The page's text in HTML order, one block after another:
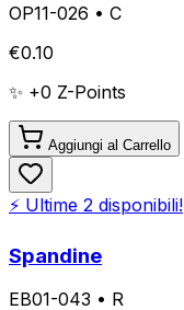
OP11-026 • C
€0.10
✨ +0 Z-Points
Aggiungi al Carrello
⚡ Ultime 2 disponibili!
Spandine
EB01-043 • R